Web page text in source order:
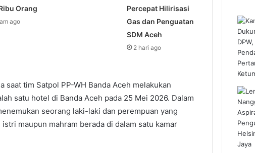
Orang
ago
Percepat Hilirisasi
Gas dan Penguatan
SDM Aceh
2 hari ago
saat tim Satpol PP-WH Banda Aceh melakukan
satu hotel di Banda Aceh pada 25 Mei 2026. Dalam
seorang laki-laki dan perempuan yang
maupun mahram berada di dalam satu kamar